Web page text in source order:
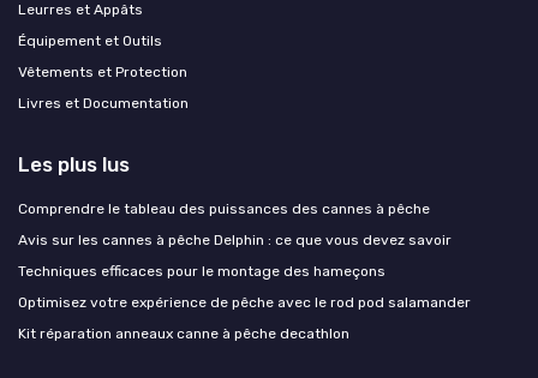
Leurres et Appâts
Équipement et Outils
Vêtements et Protection
Livres et Documentation
Les plus lus
Comprendre le tableau des puissances des cannes à pêche
Avis sur les cannes à pêche Delphin : ce que vous devez savoir
Techniques efficaces pour le montage des hameçons
Optimisez votre expérience de pêche avec le rod pod salamander
Kit réparation anneaux canne à pêche decathlon